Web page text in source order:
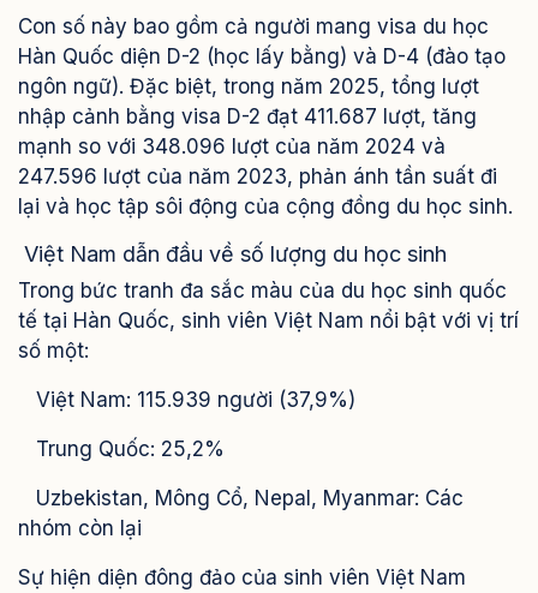
Con số này bao gồm cả người mang visa du học
Hàn Quốc diện D-2 (học lấy bằng) và D-4 (đào tạo
ngôn ngữ). Đặc biệt, trong năm 2025, tổng lượt
nhập cảnh bằng visa D-2 đạt 411.687 lượt, tăng
mạnh so với 348.096 lượt của năm 2024 và
247.596 lượt của năm 2023, phản ánh tần suất đi
lại và học tập sôi động của cộng đồng du học sinh.
Việt Nam dẫn đầu về số lượng du học sinh
Trong bức tranh đa sắc màu của du học sinh quốc
tế tại Hàn Quốc, sinh viên Việt Nam nổi bật với vị trí
số một:
Việt Nam: 115.939 người (37,9%)
Trung Quốc: 25,2%
Uzbekistan, Mông Cổ, Nepal, Myanmar: Các
nhóm còn lại
Sự hiện diện đông đảo của sinh viên Việt Nam